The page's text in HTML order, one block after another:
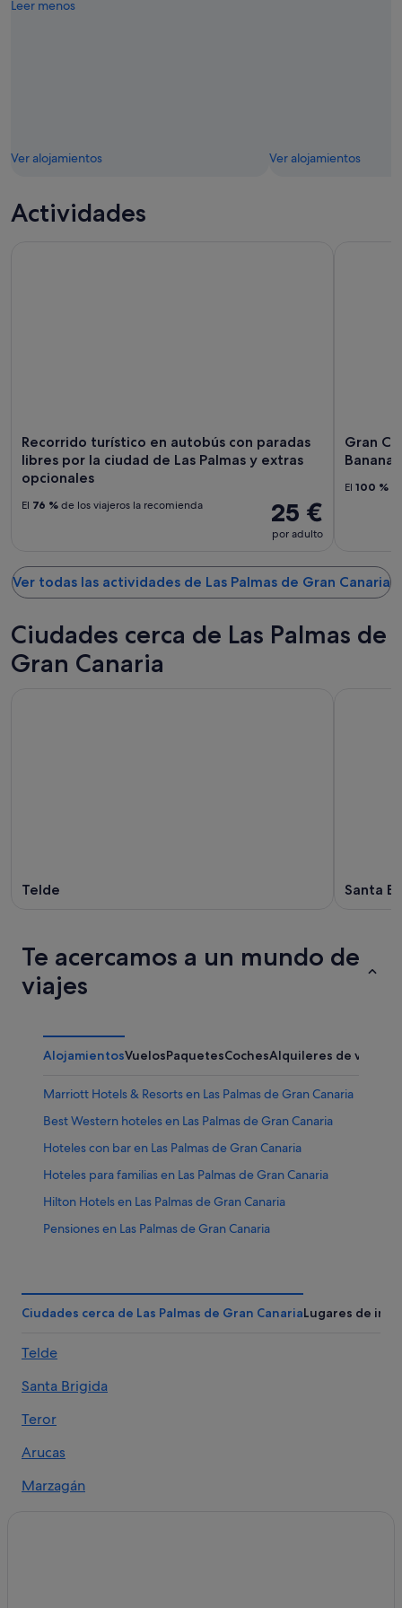
Leer menos
Ver alojamientos Ver alojamientos
Actividades
Recorrido turístico en autobús con paradas
libres por la ciudad de Las Palmas y extras
opcionales
25 €
por adulto
El 76 % de los viajeros la recomienda
Gran
Banana
El 100 %
Ver todas las actividades de Las Palmas de Gran Canaria
Ciudades cerca de Las Palmas de
Gran Canaria
Telde Santa
Te acercamos a un mundo de
viajes
AlojamientosVuelosPaquetesCochesAlquileres de
Marriott Hotels & Resorts en Las Palmas de Gran Canaria
Best Western hoteles en Las Palmas de Gran Canaria
Hoteles con bar en Las Palmas de Gran Canaria
Hoteles para familias en Las Palmas de Gran Canaria
Hilton Hotels en Las Palmas de Gran Canaria
Pensiones en Las Palmas de Gran Canaria
Las Palmas de Gran Canaria hoteles
Residences en Las Palmas de Gran Canaria
Apartamentos en Las Palmas de Gran Canaria
Hoteles de 4 estrellas en Las Palmas de Gran Canaria
Casas de campo en Las Palmas de Gran Canaria
Ciudades cerca de Las Palmas de Gran CanariaLugares de
Telde
Santa Brigida
Teror
Arucas
Marzagán